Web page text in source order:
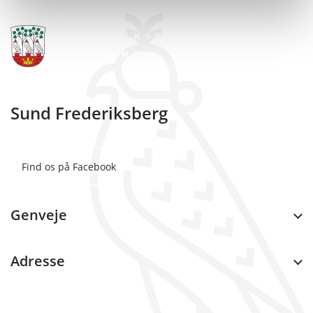
Sund Frederiksberg
Find os på Facebook
Genveje
Adresse